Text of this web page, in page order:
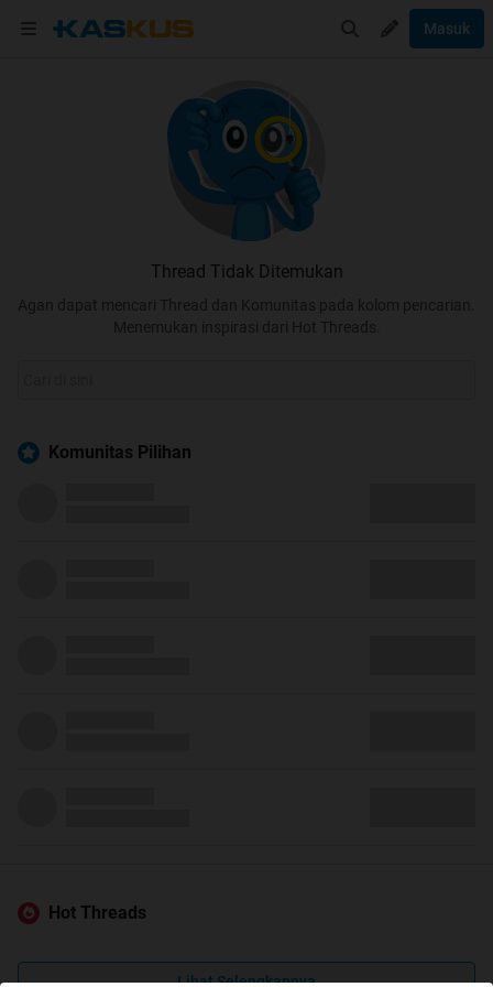
Masuk
Thread Tidak Ditemukan
Agan dapat mencari Thread dan Komunitas pada kolom pencarian.
Menemukan inspirasi dari Hot Threads.
Komunitas Pilihan
Hot Threads
Lihat Selengkapnya